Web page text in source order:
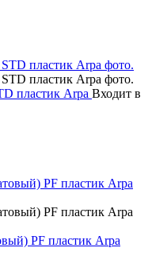
пластик Arpa Входит в
PF пластик Arpa